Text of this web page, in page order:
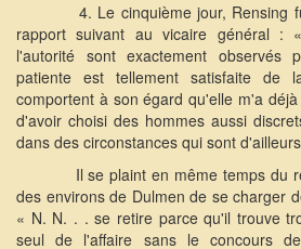
4. Le cinquième jour, Rensing
rapport suivant au vicaire général :
l'autorité sont exactement
patiente est tellement satisfaite de
comportent à son égard qu'elle m'a
d'avoir choisi des hommes aussi
dans des circonstances qui sont
Il se plaint en même temps du
des environs de Dulmen de se charger
« N. N. . . se retire parce qu'il trouve
seul de l'affaire sans le concours